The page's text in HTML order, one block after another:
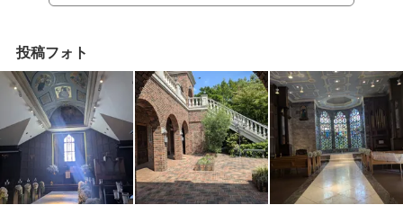
キノコのクリームスープ天然酵母パン愛媛県産
ス豪州産牛フィレ肉のソテー マデイラソース
マスカルポーネのムース レモンとはちみつの
コンフィチュールを忍ばせて高崎駅から車で10
分くらい大通りから入ったところにあり、式場
の周りは、木に囲まれており見えにくいが、夜
はチャペルが照らされて綺麗。質問には丁寧に
答えてくださり、打ち合わせで迷う場面も提案
をしてくれた。シンプルでかわいいイメージの
式場で、ガーデン挙式もできます。ガーデン披
露宴もできる。ゲストハウスで基本何をしても
が全て貸切で使用
投稿フォト